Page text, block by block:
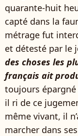
quarante-huit
capté dans la
métrage fut
et détesté par le
des choses les
français ait
toujours épargné
il ri de ce
même vivant, il
marcher dans